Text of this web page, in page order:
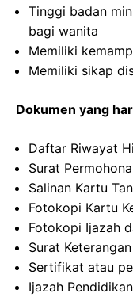
Tinggi badan
bagi wanita
Memiliki
Memiliki sikap
Dokumen yang
Daftar Riwayat
Surat
Salinan Kartu
Fotokopi Kartu
Fotokopi Ijazah
Surat
Sertifikat atau
Ijazah